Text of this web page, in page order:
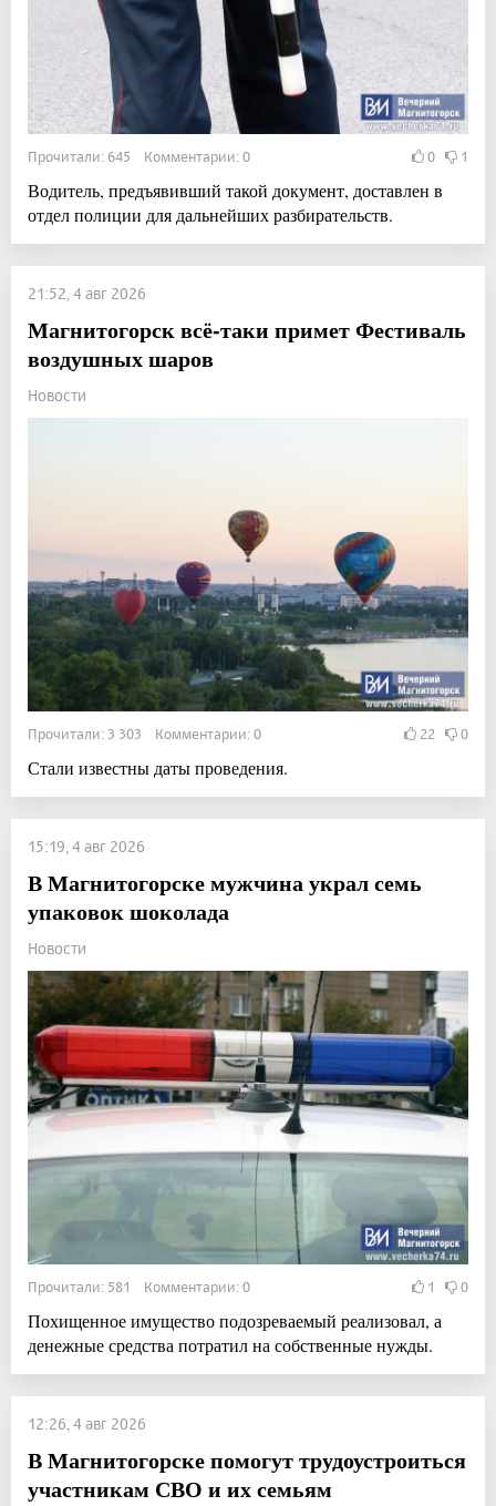
Прочитали: 645 Комментарии: 0 0 1
Водитель, предъявивший такой документ, доставлен в
отдел полиции для дальнейших разбирательств.
21:52, 4 авг 2026
Магнитогорск всё-таки примет Фестиваль
воздушных шаров
Новости
Прочитали: 3 303 Комментарии: 0 22 0
Стали известны даты проведения.
15:19, 4 авг 2026
В Магнитогорске мужчина украл семь
упаковок шоколада
Новости
Прочитали: 581 Комментарии: 0 1 0
Похищенное имущество подозреваемый реализовал, а
денежные средства потратил на собственные нужды.
12:26, 4 авг 2026
В Магнитогорске помогут трудоустроиться
участникам СВО и их семьям